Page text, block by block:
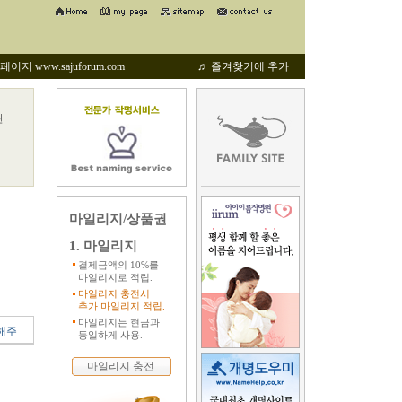
이지 www.sajuforum.com ♬ 즐겨찾기에 추가
주
마일리지/상품권
1. 마일리지
결제금액의 10%를
마일리지로 적립.
마일리지 충전시
추가 마일리지 적립.
마일리지는 현금과
동일하게 사용.
마일리지 충전